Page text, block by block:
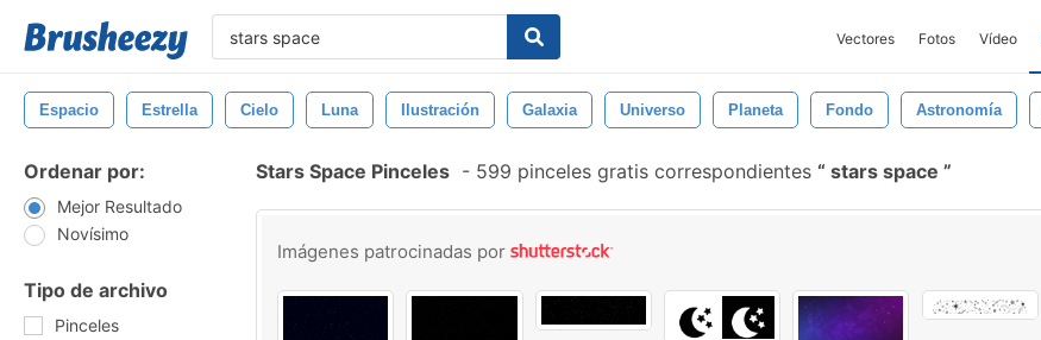
Vectores Fotos Vídeo
Espacio Estrella Cielo Luna Ilustración Galaxia Universo Planeta Fondo Astronomía
Ordenar por:
Mejor Resultado
Novísimo
Tipo de archivo
Pinceles
Stars Space Pinceles - 599 pinceles gratis correspondientes stars space
Imágenes patrocinadas por